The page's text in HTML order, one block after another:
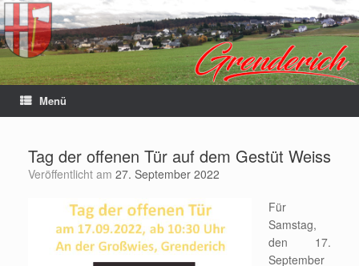
Menü
Tag der offenen Tür auf dem Gestüt Weiss
Veröffentlicht am 27. September 2022
Für
Samstag,
den 17.
September